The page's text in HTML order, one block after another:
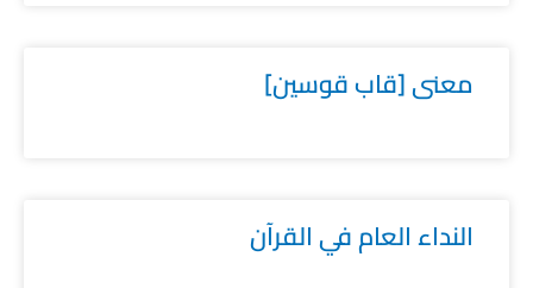
معنى [قاب قوسين]
النداء العام في القرآن